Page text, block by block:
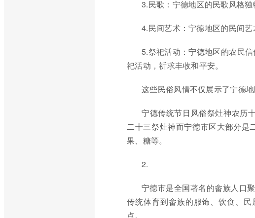
3.民歌：宁德地区的民歌风格独
4.民间艺术：宁德地区的民间艺
5.祭祀活动：宁德地区的农民
祀活动，祈求丰收和平安。
这些民俗风情不仅展示了宁德
宁德传统节日风俗祭灶神农历
二十三祭灶神而宁德市区大部分是
果、糖等。
2.
宁德市是全国著名的畲族人口
传统体育到畲族的服饰、饮食、
点。